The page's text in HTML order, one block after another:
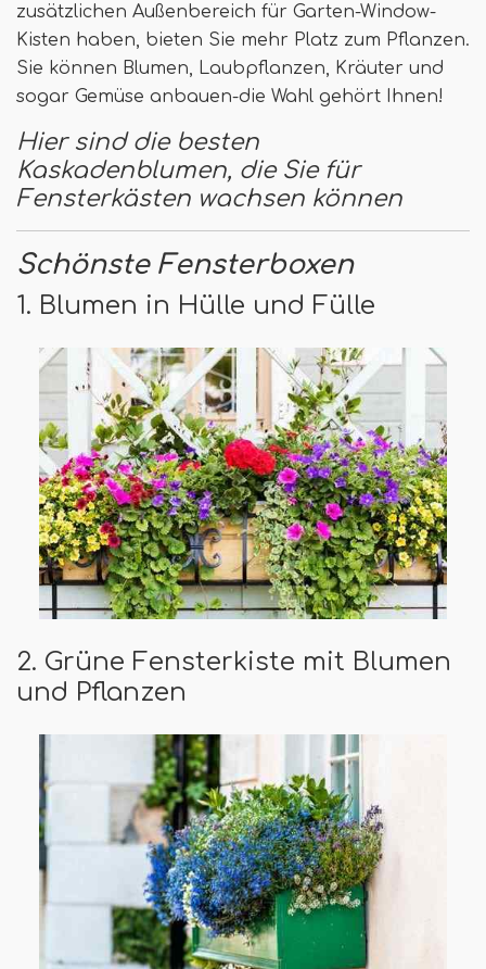
zusätzlichen Außenbereich für Garten-Window-
Kisten haben, bieten Sie mehr Platz zum Pflanzen.
Sie können Blumen, Laubpflanzen, Kräuter und
sogar Gemüse anbauen-die Wahl gehört Ihnen!
Hier sind die besten
Kaskadenblumen, die Sie für
Fensterkästen wachsen können
Schönste Fensterboxen
1. Blumen in Hülle und Fülle
2. Grüne Fensterkiste mit Blumen
und Pflanzen